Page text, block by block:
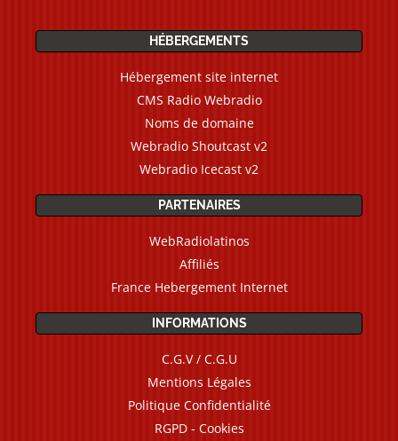
HÉBERGEMENTS
Hébergement site internet
CMS Radio Webradio
Noms de domaine
Webradio Shoutcast v2
Webradio Icecast v2
PARTENAIRES
WebRadiolatinos
Affiliés
France Hebergement Internet
INFORMATIONS
C.G.V / C.G.U
Mentions Légales
Politique Confidentialité
RGPD - Cookies